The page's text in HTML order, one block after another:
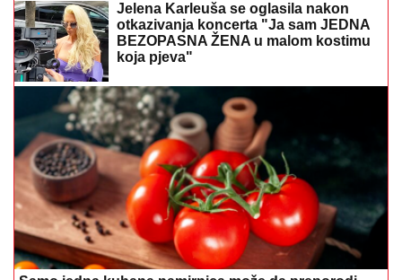
Jelena Karleuša se oglasila nakon
otkazivanja koncerta "Ja sam JEDNA
BEZOPASNA ŽENA u malom kostimu
koja pjeva"